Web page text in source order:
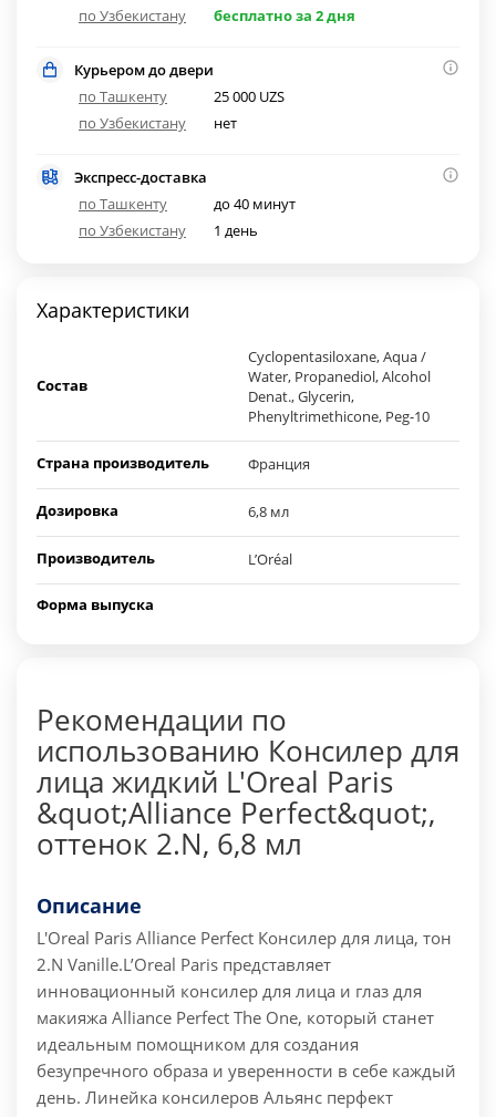
по Узбекистану
бесплатно за 2 дня
Курьером до двери
по Ташкенту
25 000 UZS
по Узбекистану
нет
Экспресс-доставка
по Ташкенту
до 40 минут
по Узбекистану
1 день
Характеристики
Состав
Cyclopentasiloxane, Aqua /
Water, Propanediol, Alcohol
Denat., Glycerin,
Phenyltrimethicone, Peg-10
Страна производитель Франция
Дозировка 6,8 мл
Производитель L’Oréal
Форма выпуска
Рекомендации по
использованию Консилер для
лица жидкий L'Oreal Paris
&quot;Alliance Perfect&quot;,
оттенок 2.N, 6,8 мл
Описание
L'Oreal Paris Alliance Perfect Консилер для лица, тон
2.N Vanille.L’Oreal Paris представляет
инновационный консилер для лица и глаз для
макияжа Alliance Perfect The One, который станет
идеальным помощником для создания
безупречного образа и уверенности в себе каждый
день. Линейка консилеров Альянс перфект